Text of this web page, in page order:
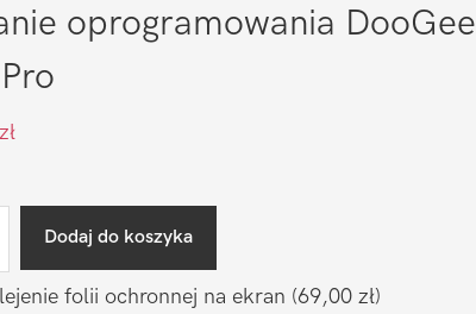
oprogramowania DooGee
zł
Dodaj do koszyka
folii ochronnej na ekran (69,00 zł)